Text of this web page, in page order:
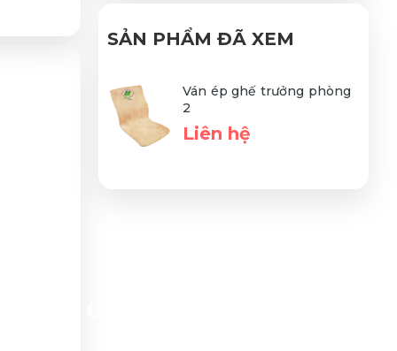
SẢN PHẨM ĐÃ XEM
Ván ép ghế trưởng phòng
2
Liên hệ